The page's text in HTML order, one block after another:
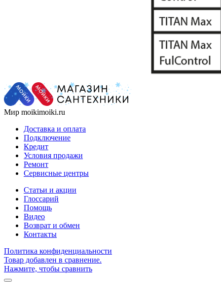
Мир moikimoiki.ru
Доставка и оплата
Подключение
Кредит
Условия продажи
Ремонт
Сервисные центры
Статьи и акции
Глоссарий
Помощь
Видео
Возврат и обмен
Контакты
Политика конфиденциальности
Товар добавлен в сравнение.
Нажмите, чтобы сравнить